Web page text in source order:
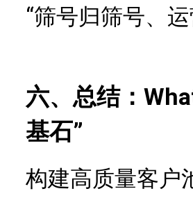
“筛号归筛号、
六、总结：
基石”
构建高质量客户